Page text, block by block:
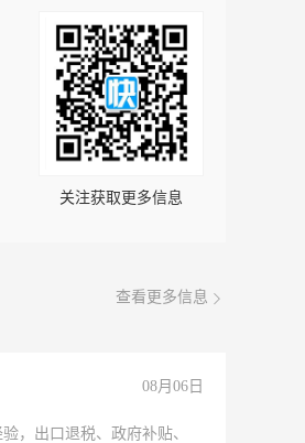
关注获取更多信息
查看更多信息
08月06日
，出口退税、政府补贴、